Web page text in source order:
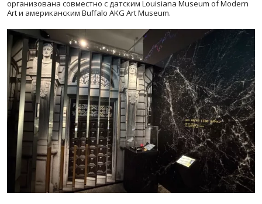
организована совместно с датским Louisiana Museum of Modern
Art и американским Buffalo AKG Art Museum.